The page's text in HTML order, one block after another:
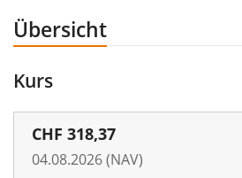
Übersicht
Kurs
CHF 318,37
04.08.2026 (NAV)